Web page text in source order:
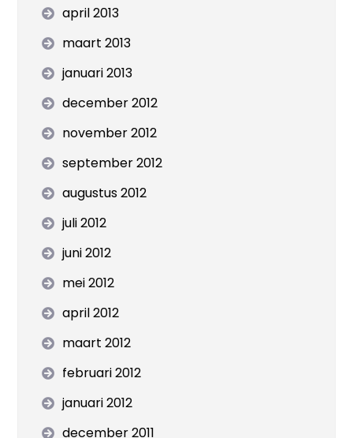
april 2013
maart 2013
januari 2013
december 2012
november 2012
september 2012
augustus 2012
juli 2012
juni 2012
mei 2012
april 2012
maart 2012
februari 2012
januari 2012
december 2011